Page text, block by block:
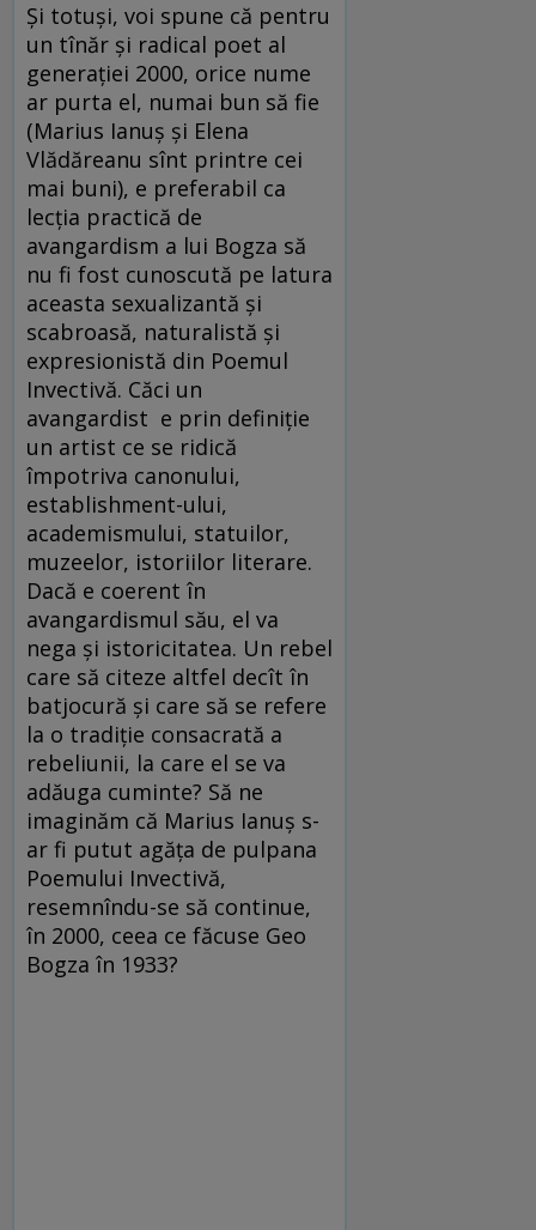
Şi totuşi, voi spune că pentru
un tînăr şi radical poet al
generaţiei 2000, orice nume
ar purta el, numai bun să fie
(Marius Ianuş şi Elena
Vlădăreanu sînt printre cei
mai buni), e preferabil ca
lecţia practică de
avangardism a lui Bogza să
nu fi fost cunoscută pe latura
aceasta sexualizantă şi
scabroasă, naturalistă şi
expresionistă din Poemul
Invectivă. Căci un
avangardist e prin definiţie
un artist ce se ridică
împotriva canonului,
establishment-ului,
academismului, statuilor,
muzeelor, istoriilor literare.
Dacă e coerent în
avangardismul său, el va
nega şi istoricitatea. Un rebel
care să citeze altfel decît în
batjocură şi care să se refere
la o tradiţie consacrată a
rebeliunii, la care el se va
adăuga cuminte? Să ne
imaginăm că Marius Ianuş s-
ar fi putut agăţa de pulpana
Poemului Invectivă,
resemnîndu-se să continue,
în 2000, ceea ce făcuse Geo
Bogza în 1933?